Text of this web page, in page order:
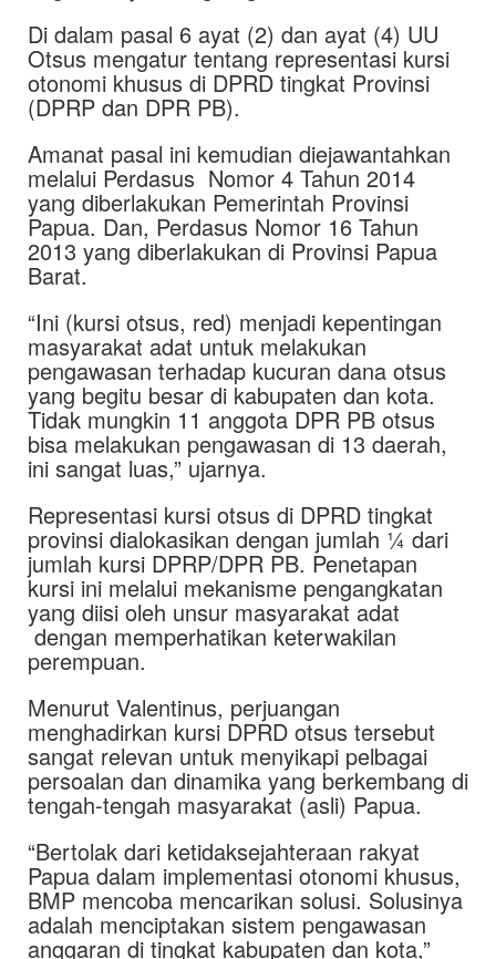
Di dalam pasal 6 ayat (2) dan ayat (4) UU
Otsus mengatur tentang representasi kursi
otonomi khusus di DPRD tingkat Provinsi
(DPRP dan DPR PB).
Amanat pasal ini kemudian diejawantahkan
melalui Perdasus Nomor 4 Tahun 2014
yang diberlakukan Pemerintah Provinsi
Papua. Dan, Perdasus Nomor 16 Tahun
2013 yang diberlakukan di Provinsi Papua
Barat.
“Ini (kursi otsus, red) menjadi kepentingan
masyarakat adat untuk melakukan
pengawasan terhadap kucuran dana otsus
yang begitu besar di kabupaten dan kota.
Tidak mungkin 11 anggota DPR PB otsus
bisa melakukan pengawasan di 13 daerah,
ini sangat luas,” ujarnya.
Representasi kursi otsus di DPRD tingkat
provinsi dialokasikan dengan jumlah ¼ dari
jumlah kursi DPRP/DPR PB. Penetapan
kursi ini melalui mekanisme pengangkatan
yang diisi oleh unsur masyarakat adat
dengan memperhatikan keterwakilan
perempuan.
Menurut Valentinus, perjuangan
menghadirkan kursi DPRD otsus tersebut
sangat relevan untuk menyikapi pelbagai
persoalan dan dinamika yang berkembang di
tengah-tengah masyarakat (asli) Papua.
“Bertolak dari ketidaksejahteraan rakyat
Papua dalam implementasi otonomi khusus,
BMP mencoba mencarikan solusi. Solusinya
adalah menciptakan sistem pengawasan
anggaran di tingkat kabupaten dan kota,”